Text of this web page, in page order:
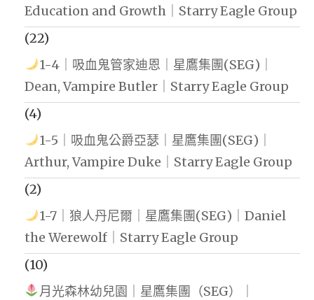
Education and Growth｜Starry Eagle Group
(22)
1-4｜吸血鬼管家迪恩｜星鷹集團(SEG)｜
Dean, Vampire Butler｜Starry Eagle Group
(4)
1-5｜吸血鬼公爵亞瑟｜星鷹集團(SEG)｜
Arthur, Vampire Duke｜Starry Eagle Group
(2)
1-7｜狼人丹尼爾｜星鷹集團(SEG)｜Daniel
the Werewolf｜Starry Eagle Group
(10)
月光森林幼兒園｜星鷹集團（SEG）｜